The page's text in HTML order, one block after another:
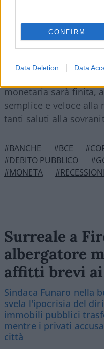
CONFIRM
Data Deletion Data
New Dealquando salvò
rotta certa.
Ma qui si sa, non
monetaria sarà finita,
semplice e veloce alla
tanti saluti alla
#BANCHE #BCE
#DEBITO PUBBLICO
#MONETA
Surreale a
albergatore
affitti brevi
Sindaca Funaro nella
svela l'ipocrisia del
immobili pubblici
mentre i privati
città